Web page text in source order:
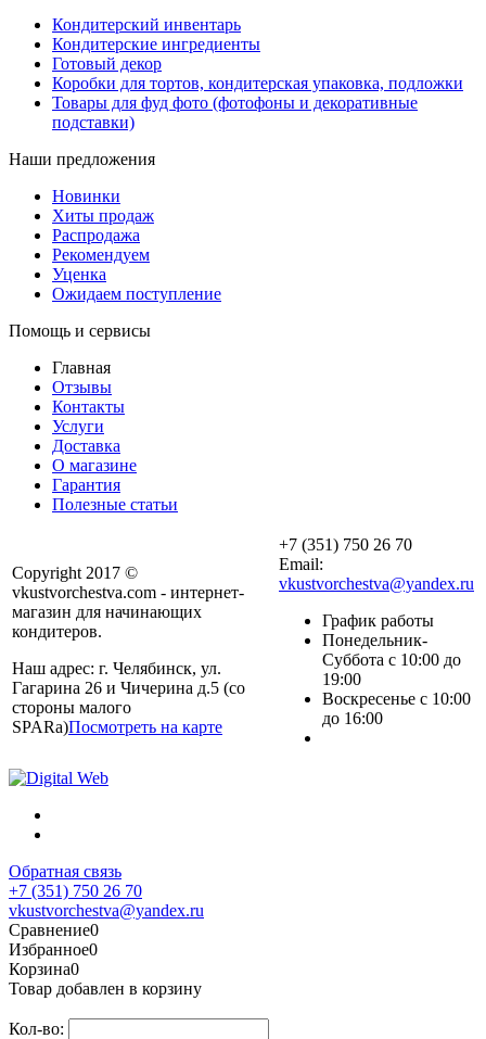
Кондитерский инвентарь
Кондитерские ингредиенты
Готовый декор
Коробки для тортов, кондитерская упаковка, подложки
Товары для фуд фото (фотофоны и декоративные
подставки)
Наши предложения
Новинки
Хиты продаж
Распродажа
Рекомендуем
Уценка
Ожидаем поступление
Помощь и сервисы
Главная
Отзывы
Контакты
Услуги
Доставка
О магазине
Гарантия
Полезные статьи
Copyright 2017 ©
vkustvorchestva.com - интернет-
магазин для начинающих
кондитеров.
Наш адрес: г. Челябинск, ул.
Гагарина 26 и Чичерина д.5 (со
стороны малого
SPARa)Посмотреть на карте
+7 (351) 750 26 70
Email:
vkustvorchestva@yandex.ru
График работы
Понедельник-
Суббота с 10:00 до
19:00
Воскресенье с 10:00
до 16:00
Обратная связь
+7 (351) 750 26 70
vkustvorchestva@yandex.ru
Сравнение0
Избранное0
Корзина0
Товар добавлен в корзину
Кол-во: